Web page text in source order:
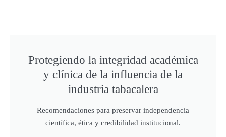
Protegiendo la integridad académica
y clínica de la influencia de la
industria tabacalera
Recomendaciones para preservar independencia
científica, ética y credibilidad institucional.